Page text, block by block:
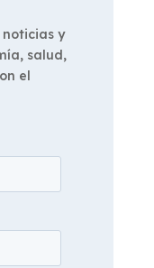
y
salud,
el